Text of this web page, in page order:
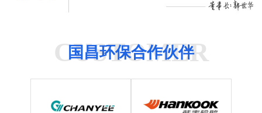
CUSTOMER
国昌环保合作伙伴